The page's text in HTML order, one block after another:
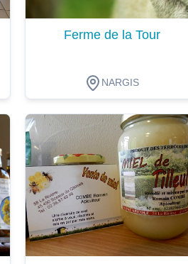
Ferme de la Tour
NARGIS
Dégustation